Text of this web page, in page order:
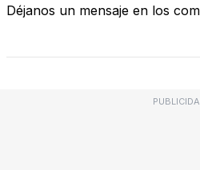
Déjanos un mensaje en los